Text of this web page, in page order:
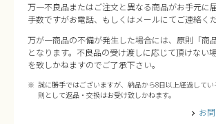
万一不良品またはご注文と異なる商品がお手元に
手数ですがお電話、もしくはメールにてご連絡く
万が一商品の不備が発生した場合には、原則「商
となります。不良品の受け渡しに応じて頂けない
を致しかねますのでご了承下さい。
誠に勝手ではございますが、納品から8日以上経過して
則として返品・交換はお受け致しかねます。
お